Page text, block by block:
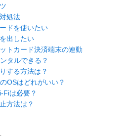
処法
ドを使いたい
出したい
トカード決済端末の連動
タルできる？
する方法は？
OSはどれがいい？
Fiは必要？
方法は？